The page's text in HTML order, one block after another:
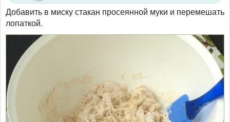
Добавить в миску стакан просеянной муки и перемешать
лопаткой.